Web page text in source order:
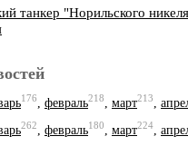
танкер "Норильского
176 февраль218 март213
262, февраль180, март224,